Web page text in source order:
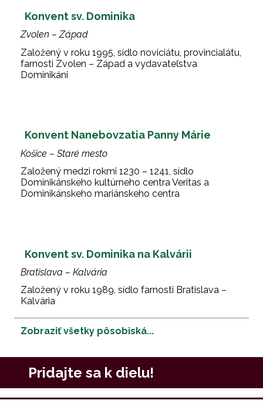
Konvent sv. Dominika
Zvolen – Západ
Založený v roku 1995, sídlo noviciátu, provincialátu,
farnosti Zvolen – Západ a vydavateľstva
Dominikáni
Konvent Nanebovzatia Panny Márie
Košice – Staré mesto
Založený medzi rokmi 1230 – 1241, sídlo
Dominikánskeho kultúrneho centra Veritas a
Dominikánskeho mariánskeho centra
Konvent sv. Dominika na Kalvárii
Bratislava – Kalvária
Založený v roku 1989, sídlo farnosti Bratislava –
Kalvária
Zobraziť všetky pôsobiská...
Pridajte sa k dielu!